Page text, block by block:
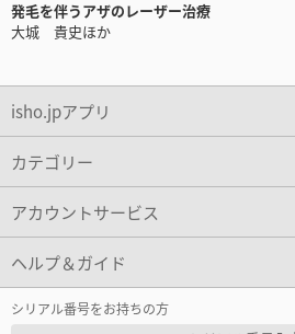
発毛を伴うアザのレーザー治療
大城 貴史ほか
isho.jpアプリ
カテゴリー
アカウントサービス
ヘルプ＆ガイド
シリアル番号をお持ちの方